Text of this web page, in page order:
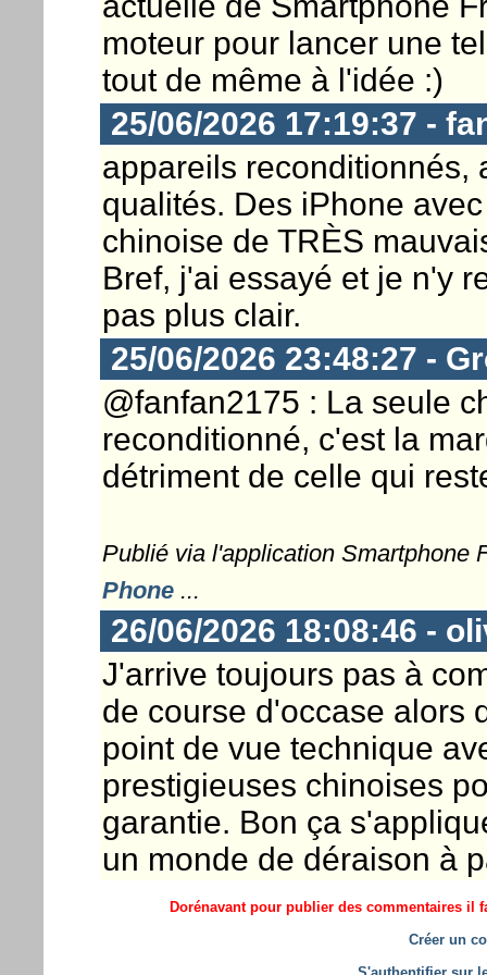
moteur pour lancer une
tout de même à l'idée :)
25/06/2026 17:19:37 -
appareils reconditionnés,
qualités. Des iPhone
chinoise de TRÈS
Bref, j'ai essayé et je n'y
pas plus clair.
25/06/2026 23:48:27 -
@fanfan2175 : La seule
reconditionné, c'est la
détriment de celle qui
Publié via l'application Smartphone
Phone...
26/06/2026 18:08:46 -
J'arrive toujours pas à
de course d'occase alors
point de vue technique
prestigieuses chinoises
garantie. Bon ça
un monde de déraison à
Dorénavant pour publier des commentaires il
Créer un